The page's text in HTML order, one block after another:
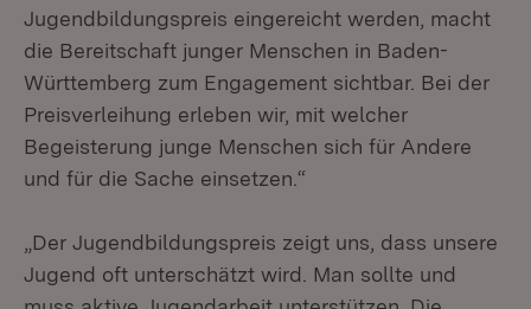
Jugendbildungspreis eingereicht werden, macht
die Bereitschaft junger Menschen in Baden-
Württemberg zum Engagement sichtbar. Bei der
Preisverleihung erleben wir, mit welcher
Begeisterung junge Menschen sich für Andere
und für die Sache einsetzen.“
„Der Jugendbildungspreis zeigt uns, dass unsere
Jugend oft unterschätzt wird. Man sollte und